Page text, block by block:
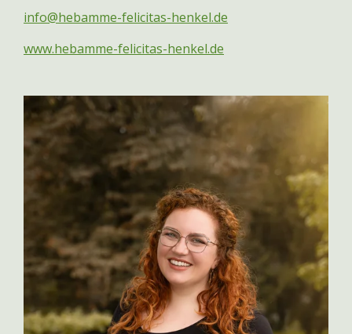
info@hebamme-felicitas-henkel.de
www.hebamme-felicitas-henkel.de